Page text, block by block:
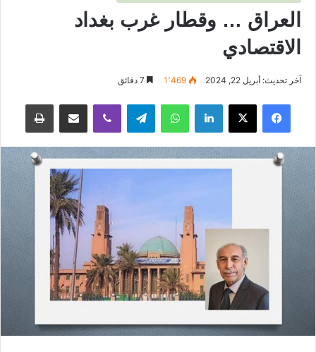
العراق … وقطار غرب بغداد
الاقتصادي
آخر تحديث: أبريل 22, 2024 1٬469
فيسبوك لينكدإن واتساب